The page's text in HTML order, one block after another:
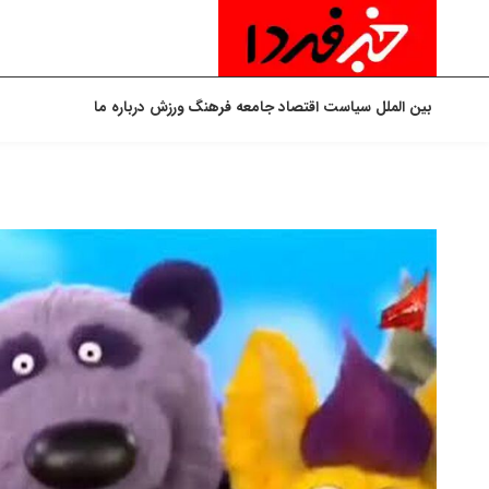
بین الملل سیاست اقتصادجامعه فرهنگورزش درباره ما